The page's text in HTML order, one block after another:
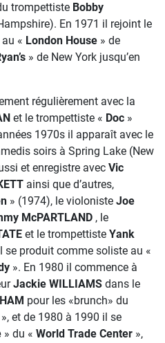
trompettiste Bobby
En 1971 il rejoint le
au « London House » de
» de New York jusqu’en
régulièrement avec la
et le trompettiste « Doc »
1970s il apparaît avec le
soirs à Spring Lake (New
et enregistre avec Vic
ainsi que d’autres,
» (1974), le violoniste Joe
McPARTLAND , le
et le trompettiste Yank
se produit comme soliste au «
». En 1980 il commence à
Jackie WILLIAMS dans le
pour les «brunch» du
», et de 1980 à 1990 il se
» du « World Trade Center »,